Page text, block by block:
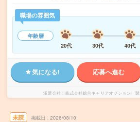
職場の雰囲気
年齢層
20代
30代 40代
気になる! 応募へ進む
派遣会社 株式会社綜合キャリアオプション 製
未読 掲載日 2026/08/10